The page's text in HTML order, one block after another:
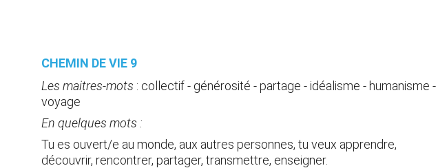
CHEMIN DE VIE 9
Les maitres-mots : collectif - générosité - partage - idéalisme - humanisme -
voyage
En quelques mots :
Tu es ouvert/e au monde, aux autres personnes, tu veux apprendre,
découvrir, rencontrer, partager, transmettre, enseigner.